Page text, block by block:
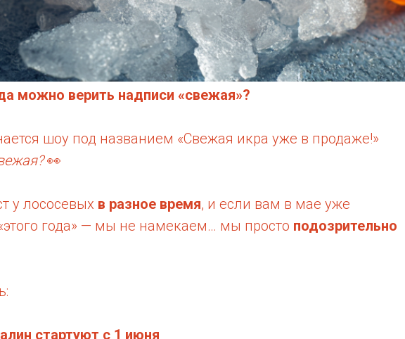
можно верить надписи «свежая»?
шоу под названием «Свежая икра уже в продаже!»
👀
у лососевых в разное время, и если вам в мае уже
года» — мы не намекаем… мы просто подозрительно
стартуют с 1 июня